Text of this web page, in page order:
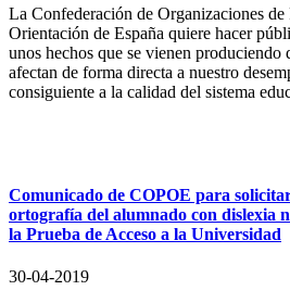
La Confederación de Organizaciones de
Orientación de España quiere hacer
unos hechos que se vienen produciendo
afectan de forma directa a nuestro
consiguiente a la calidad del sistema
Comunicado de COPOE para
ortografía del alumnado con dislexia
la Prueba de Acceso a la Universidad
30-04-2019